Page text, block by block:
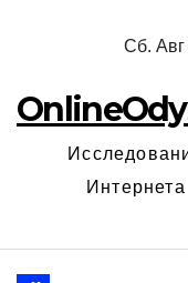
Сб. Авг
Интернета